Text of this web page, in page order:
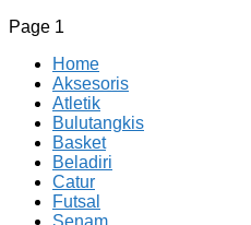
Page 1
Home
Aksesoris
Atletik
Bulutangkis
Basket
Beladiri
Catur
Futsal
Senam